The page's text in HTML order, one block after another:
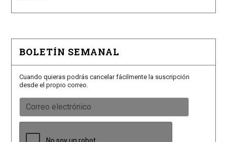
BOLETÍN SEMANAL
Cuando quieras podrás cancelar fácilmente la suscripción
desde el propio correo.